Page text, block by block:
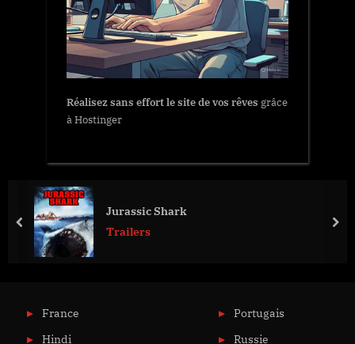
Réalisez sans effort le site de vos rêves grâce
à Hostinger
Jurassic Shark
Trailers
prev
France
Hindi
Portugais
Russie